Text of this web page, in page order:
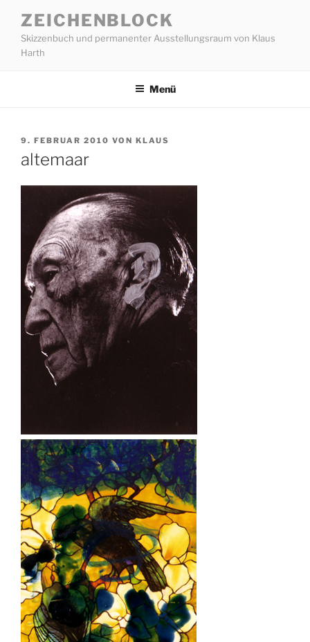
Inhalt
springen
ZEICHENBLOCK
Skizzenbuch und permanenter Ausstellungsraum von Klaus
Harth
Menü
VERÖFFENTLICHT
AM
9. FEBRUAR 2010 VON KLAUS
altemaar